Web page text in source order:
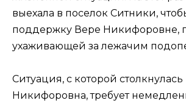
выехала в поселок Ситники,
поддержку Вере Никифоровне,
ухаживающей за лежачим
Ситуация, с которой
Никифоровна, требует